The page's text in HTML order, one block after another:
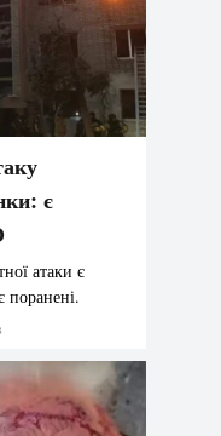
є
атаки є